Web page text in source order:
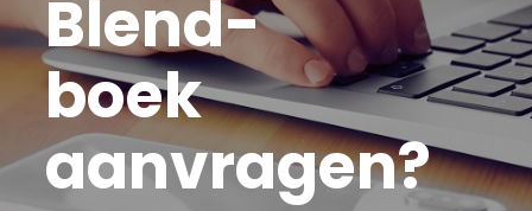
Blend-
boek
aanvragen?